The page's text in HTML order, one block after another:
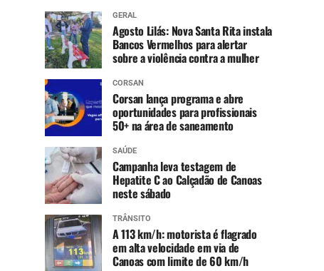
GERAL
Agosto Lilás: Nova Santa Rita instala
Bancos Vermelhos para alertar
sobre a violência contra a mulher
CORSAN
Corsan lança programa e abre
oportunidades para profissionais
50+ na área de saneamento
SAÚDE
Campanha leva testagem de
Hepatite C ao Calçadão de Canoas
neste sábado
TRÂNSITO
A 113 km/h: motorista é flagrado
em alta velocidade em via de
Canoas com limite de 60 km/h